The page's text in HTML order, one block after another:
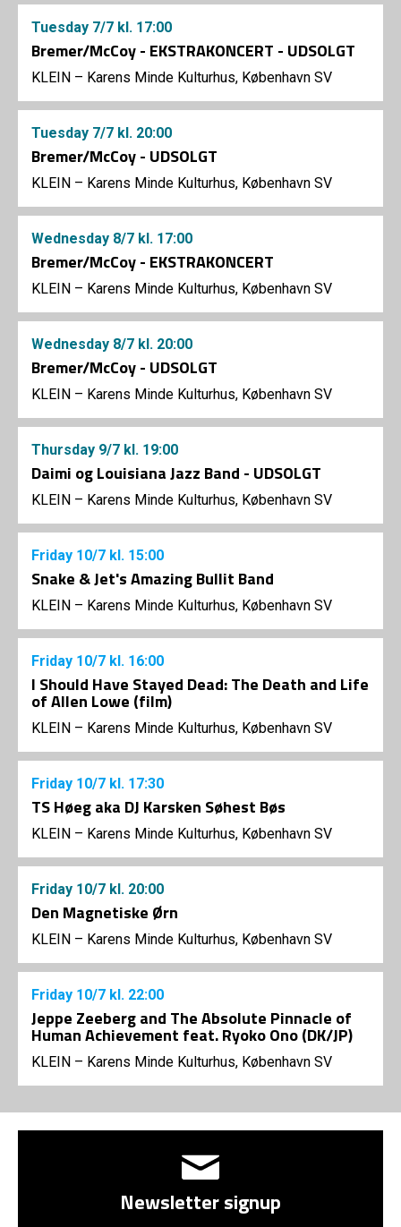
Tuesday 7/7 kl. 17:00
Bremer/McCoy - EKSTRAKONCERT - UDSOLGT
KLEIN – Karens Minde Kulturhus, København SV
Tuesday 7/7 kl. 20:00
Bremer/McCoy - UDSOLGT
KLEIN – Karens Minde Kulturhus, København SV
Wednesday 8/7 kl. 17:00
Bremer/McCoy - EKSTRAKONCERT
KLEIN – Karens Minde Kulturhus, København SV
Wednesday 8/7 kl. 20:00
Bremer/McCoy - UDSOLGT
KLEIN – Karens Minde Kulturhus, København SV
Thursday 9/7 kl. 19:00
Daimi og Louisiana Jazz Band - UDSOLGT
KLEIN – Karens Minde Kulturhus, København SV
Friday 10/7 kl. 15:00
Snake & Jet's Amazing Bullit Band
KLEIN – Karens Minde Kulturhus, København SV
Friday 10/7 kl. 16:00
I Should Have Stayed Dead: The Death and Life
of Allen Lowe (film)
KLEIN – Karens Minde Kulturhus, København SV
Friday 10/7 kl. 17:30
TS Høeg aka DJ Karsken Søhest Bøs
KLEIN – Karens Minde Kulturhus, København SV
Friday 10/7 kl. 20:00
Den Magnetiske Ørn
KLEIN – Karens Minde Kulturhus, København SV
Friday 10/7 kl. 22:00
Jeppe Zeeberg and The Absolute Pinnacle of
Human Achievement feat. Ryoko Ono (DK/JP)
KLEIN – Karens Minde Kulturhus, København SV
Newsletter signup